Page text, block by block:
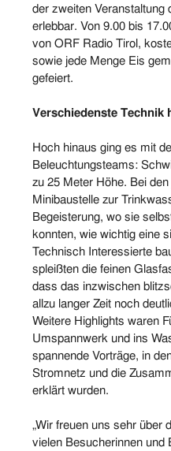
der zweiten
erlebbar. Von 9.00 bis
von ORF Radio Tirol,
sowie jede Menge Eis
gefeiert.
Verschiedenste Technik
Hoch hinaus ging es mit
Beleuchtungsteams:
zu 25 Meter Höhe. Bei
Minibaustelle zur
Begeisterung, wo sie
konnten, wie wichtig eine
Technisch Interessierte
spleißten die feinen
dass das inzwischen
allzu langer Zeit noch
Weitere Highlights waren
Umspannwerk und ins
spannende Vorträge, in
Stromnetz und die
erklärt wurden.
„Wir freuen uns sehr über
vielen Besucherinnen und